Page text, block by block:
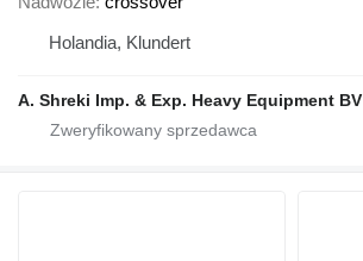
Holandia, Klundert
A. Shreki Imp. & Exp. Heavy Equipment BV